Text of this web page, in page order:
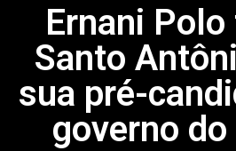
Ernani
Santo
sua pré-
governo